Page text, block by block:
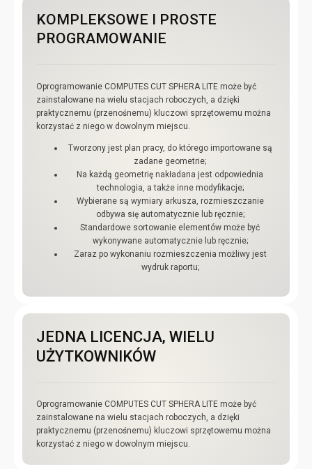
KOMPLEKSOWE I PROSTE
PROGRAMOWANIE
Oprogramowanie COMPUTES CUT SPHERA LITE może być
zainstalowane na wielu stacjach roboczych, a dzięki
praktycznemu (przenośnemu) kluczowi sprzętowemu można
korzystać z niego w dowolnym miejscu.
Tworzony jest plan pracy, do którego importowane są
zadane geometrie;
Na każdą geometrię nakładana jest odpowiednia
technologia, a także inne modyfikacje;
Wybierane są wymiary arkusza, rozmieszczanie
odbywa się automatycznie lub ręcznie;
Standardowe sortowanie elementów może być
wykonywane automatycznie lub ręcznie;
Zaraz po wykonaniu rozmieszczenia możliwy jest
wydruk raportu;
JEDNA LICENCJA, WIELU
UŻYTKOWNIKÓW
Oprogramowanie COMPUTES CUT SPHERA LITE może być
zainstalowane na wielu stacjach roboczych, a dzięki
praktycznemu (przenośnemu) kluczowi sprzętowemu można
korzystać z niego w dowolnym miejscu.